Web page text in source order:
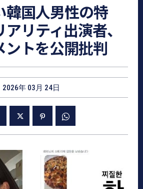
韓国人男性の特
リティ出演者、
ントを公開批判
2026年 03月 24日